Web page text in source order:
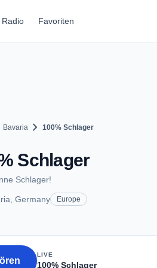
Radio Favoriten
Bavaria chevron_right 100% Schlager
Schlager
Schlager!
Germany Europe
LIVE
100% Schlager